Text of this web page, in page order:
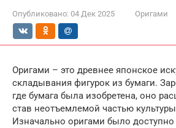
Опубликовано: 04 Дек 2025 Оригами
Оригами – это древнее японское
складывания фигурок из бумаги.
где бумага была изобретена, оно
став неотъемлемой частью
Изначально оригами было